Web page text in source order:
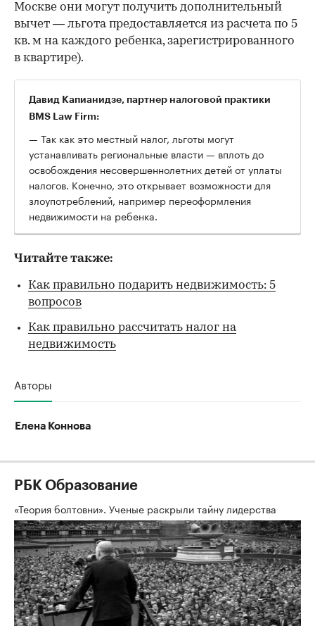
Москве они могут получить дополнительный
вычет — льгота предоставляется из расчета по 5
кв. м на каждого ребенка, зарегистрированного
в квартире).
Давид Капианидзе, партнер налоговой практики
BMS Law Firm:
— Так как это местный налог, льготы могут
устанавливать региональные власти — вплоть до
освобождения несовершеннолетних детей от уплаты
налогов. Конечно, это открывает возможности для
злоупотреблений, например переоформления
недвижимости на ребенка.
Читайте также:
Как правильно подарить недвижимость: 5
вопросов
Как правильно рассчитать налог на
недвижимость
Авторы
Елена Коннова
РБК Образование
«Теория болтовни». Ученые раскрыли тайну лидерства